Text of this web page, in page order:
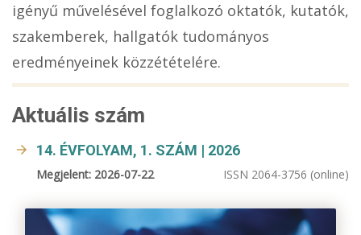
igényű művelésével foglalkozó oktatók, kutatók,
szakemberek, hallgatók tudományos
eredményeinek közzétételére.
Aktuális szám
14. ÉVFOLYAM, 1. SZÁM | 2026
Megjelent: 2026-07-22 ISSN 2064-3756 (online)